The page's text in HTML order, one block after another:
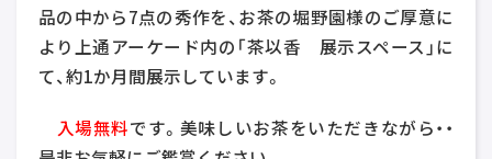
品の中から7点の秀作を、お茶の堀野園様のご厚意に
より上通アーケード内の「茶以香 展示スペース」に
て、約1か月間展示しています。
入場無料です。美味しいお茶をいただきながら・・